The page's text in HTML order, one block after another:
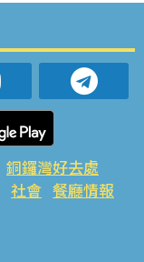
銅鑼灣好去處
社會 餐廳情報